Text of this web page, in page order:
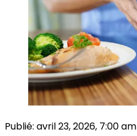
Publié: avril 23, 2026, 7:00 am